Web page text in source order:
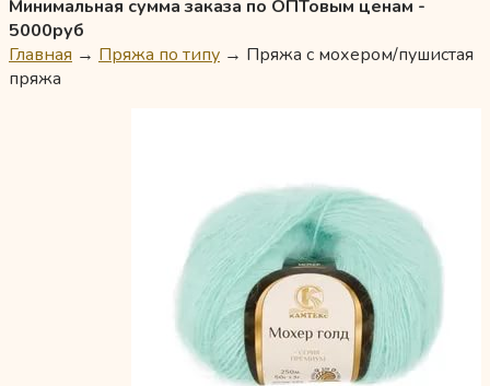
Минимальная сумма заказа по ОПТовым ценам -
5000руб
Главная → Пряжа по типу → Пряжа с мохером/пушистая
пряжа